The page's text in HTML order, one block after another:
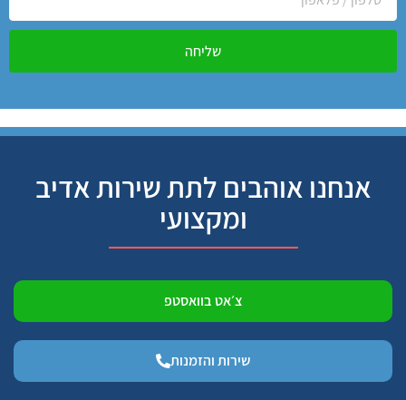
שליחה
אנחנו אוהבים לתת שירות אדיב
ומקצועי
צ׳אט בוואסטפ
שירות והזמנות